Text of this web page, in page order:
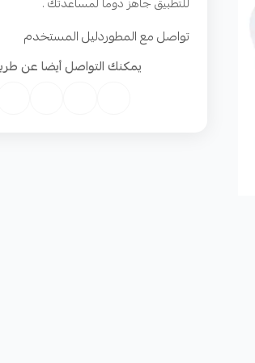
تواصل مع المطوردليل المستخدم
يمكنك التواصل أيضا عن